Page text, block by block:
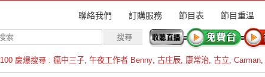
聯絡我們 訂購服務 節目表 節目重溫
慶爆搜尋 : 瘋中三子, 午夜工作者 Benny, 古庄辰, 康常治, 古立, Carman,
倫斯